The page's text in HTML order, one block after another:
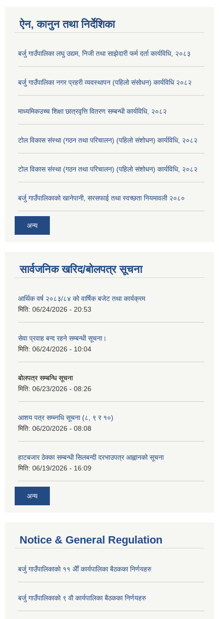
ऐन, कानुन तथा निर्देशिका
बर्जु गाउँपालिका लघु उद्यम, निजी तथा साझेदारी फर्म दर्ता कार्यविधि, २०८३
बर्जु गाउँपालिका नगर प्रहरी व्यवस्थापन (पहिलो संसोधन) कार्यविधि २०८२
माध्यमिकउच्च शिक्षा छात्रवृत्ति वितरण सम्बन्धी कार्यविधि, २०८२
टोल विकास संस्था (गठन तथा परिचालन) (पहिलो संशोधन) कार्यविधि, २०८२
टोल विकास संस्था (गठन तथा परिचालन) (पहिलो संशोधन) कार्यविधि, २०८२
बर्जु गाउँपालिकाको खानेपानी, सरसफाई तथा स्वच्छता नियमावली २०८०
अन्य
सार्वजनिक खरिद/बोलपत्र सूचना
आर्थिक वर्ष २०८३/८४ को वार्षिक बजेट तथा कार्यक्रम
मिति: 06/24/2026 - 20:53
सेवा प्रवाह बन्द रहने सम्बन्धी सूचना।
मिति: 06/24/2026 - 10:04
बोलपत्र सम्बन्धि सूचना
मिति: 06/23/2026 - 08:26
आशय पत्र सम्ब्नधि सूचना (८, ९ र १०)
मिति: 06/20/2026 - 08:08
हाटबजार ठेक्का सम्बन्धी सिलबन्दी दरभाउपत्र आह्वानको सूचना
मिति: 06/19/2026 - 16:09
अन्य
Notice & General Regulation
बर्जु गाउँपालिकाकाे ११ अैाँ कार्यपालिका बैठकका निर्णयहरु
बर्जु गाउँपालिकाकाे ९ वाै‌ कार्यपालिका बैठकका निर्णयहरु